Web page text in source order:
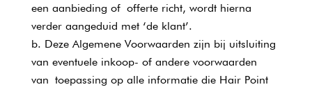
een aanbieding of offerte richt, wordt hierna
verder aangeduid met ‘de klant’.
Deze Algemene Voorwaarden zijn bij uitsluiting
van eventuele inkoop- of andere voorwaarden
van toepassing op alle informatie die Hair Point